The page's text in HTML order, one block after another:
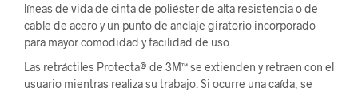
líneas de vida de cinta de poliéster de alta resistencia o de
cable de acero y un punto de anclaje giratorio incorporado
para mayor comodidad y facilidad de uso.
Las retráctiles Protecta® de 3M™ se extienden y retraen con el
usuario mientras realiza su trabajo. Si ocurre una caída, se